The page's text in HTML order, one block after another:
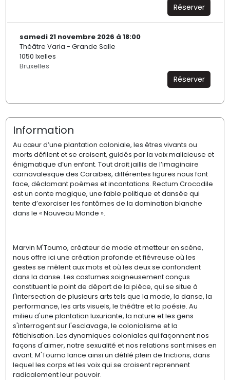
Réserver
samedi 21 novembre 2026 à 18:00
Théâtre Varia - Grande Salle
1050 Ixelles
Bruxelles
Réserver
Information
Au cœur d’une plantation coloniale, les êtres vivants ou
morts défilent et se croisent, guidés par la voix malicieuse et
énigmatique d’un enfant. Tout droit jaillis de l’imaginaire
carnavalesque des Caraïbes, différentes figures nous font
face, déclamant poèmes et incantations. Rectum Crocodile
est un conte magique, une fable politique et dansée qui
tente d’exorciser les fantômes de la domination blanche
dans le « Nouveau Monde ».
Marvin M'Toumo, créateur de mode et metteur en scène,
nous offre ici une création profonde et fiévreuse où les
gestes se mêlent aux mots et où les deux se confondent
dans la danse. Les costumes soigneusement conçus
constituent le point de départ de la pièce, qui se situe à
l'intersection de plusieurs arts tels que la mode, la danse, la
performance, les arts visuels, le théâtre et la poésie. Au
milieu d'une plantation luxuriante, la nature et les gens
s'interrogent sur l'esclavage, le colonialisme et la
fétichisation. Les dynamiques coloniales qui façonnent nos
façons d'aimer, notre sexualité et nos relations sont mises en
avant. M'Toumo lance ainsi un défilé plein de frictions, dans
lequel les corps et les voix qui se croisent reprennent
radicalement leur pouvoir.